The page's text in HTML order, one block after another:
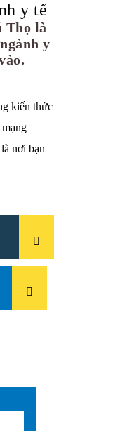
y tế
Thọ là
y
kiến thức
nơi bạn